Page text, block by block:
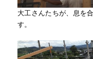
大工さんたちが、息を
す。